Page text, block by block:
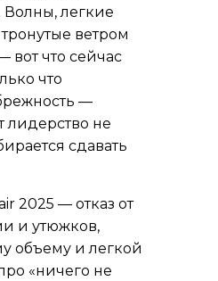
Волны, легкие
ветром
вот что сейчас
что
—
лидерство не
сдавать
2025 — отказ от
и утюжков,
объему и легкой
«ничего не